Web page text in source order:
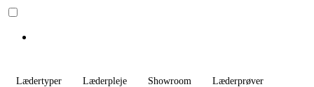
Lædertyper Læderpleje Showroom Læderprøver